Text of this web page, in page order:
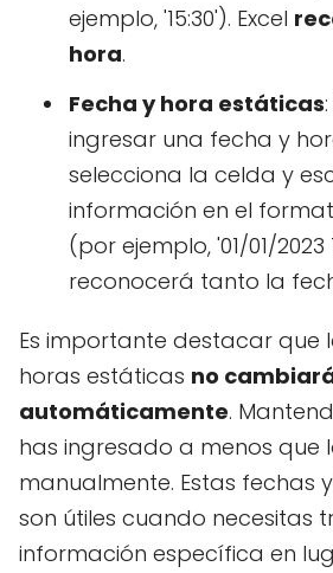
ejemplo, '15:30'). Excel
hora.
Fecha y hora estáticas
ingresar una fecha y
selecciona la celda y
información en el
(por ejemplo, '01/01/2023
reconocerá tanto la
Es importante destacar que
horas estáticas no
automáticamente.
has ingresado a menos que
manualmente. Estas fechas
son útiles cuando necesitas
información específica en